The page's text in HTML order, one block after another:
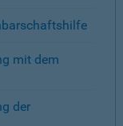
mit dem
der